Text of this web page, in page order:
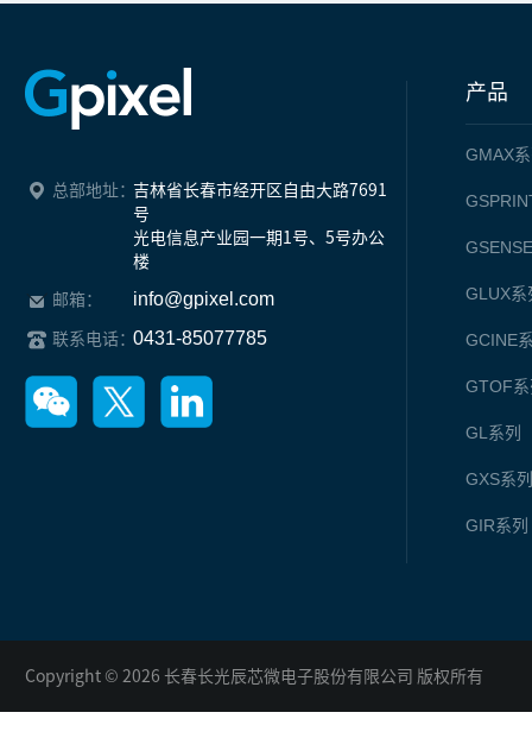
总部地址：吉林省长春市经开区自由大路7691
号
光电信息产业园一期1号、5号办公
楼
邮箱： info@gpixel.com
联系电话：0431-85077785
产品
GMAX
GLUX系
GCINE
GTOF
GL 系列
GXS系
GIR系列
Copyright © 2026 长春长光辰芯微电子股份有限公司 版权所有